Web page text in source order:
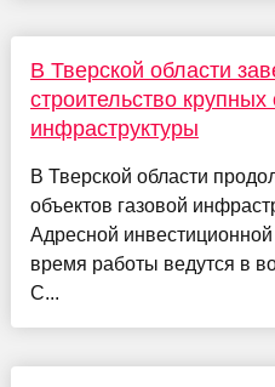
В Тверской области
строительство крупных
инфраструктуры
В Тверской области
объектов газовой
Адресной
время работы ведутся в
С...